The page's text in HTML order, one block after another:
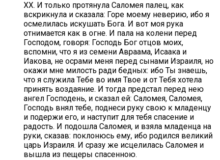
XX. И только протянула Саломея палец, как
вскрикнула и сказала: Горе моему неверию, ибо я
осмелилась искушать Бога. И вот моя рука
отнимается как в огне. И пала на колени перед
Господом, говоря: Господь Бог отцов моих,
вспомни, что я из семени Авраама, Исаака и
Иакова, не осрами меня перед сынами Израиля, но
окажи мне милость ради бедных: ибо Ты знаешь,
что я служила Тебе во имя Твое и от Тебя хотела
принять воздаяние. И тогда предстал перед нею
ангел Господень, и сказал ей: Саломея, Саломея,
Господь внял тебе, поднеси руку свою к младенцу
и подержи его, и наступит для тебя спасение и
радость. И подошла Саломея, и взяла младенца на
руки, сказав: поклонюсь ему, ибо родился великий
царь Израиля. И сразу же исцелилась Саломея и
вышла из пещеры спасенною.